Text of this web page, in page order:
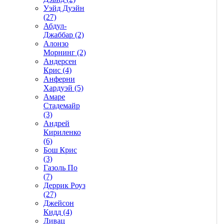
Уэйд Дуэйн
(27)
Абдул-
Джаббар (2)
Алонзо
Морнинг (2)
Андерсен
Крис (4)
Анферни
Xардуэй (5)
Амаре
Стадемайр
(3)
Андрей
Кириленко
(6)
Бош Крис
(3)
Газоль По
(7)
Деррик Роуз
(27)
Джейсон
Кидд (4)
Дивац